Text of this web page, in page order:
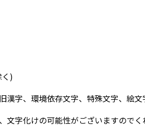
く)
漢字、環境依存文字、特殊文字、絵文
文字化けの可能性がございますのでく